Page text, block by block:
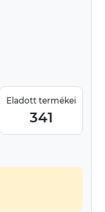
Eladott termékei
341